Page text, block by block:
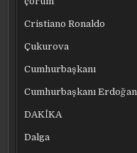
Cristiano Ronaldo
Çukurova
Cumhurbaşkanı
Cumhurbaşkanı Erdoğan
DAKİKA
Dalga